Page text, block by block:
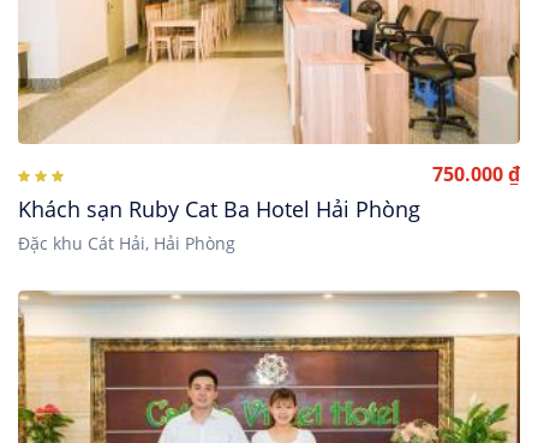
750.000 ₫
Khách sạn Ruby Cat Ba Hotel Hải Phòng
Đặc khu Cát Hải, Hải Phòng